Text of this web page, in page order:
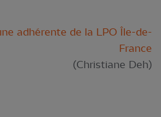
adhérente de la LPO Île-de-
France
(Christiane Deh)